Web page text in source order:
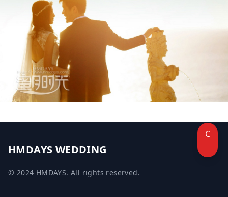
HMDAYS WEDDING
© 2024 HMDAYS. All rights reserved.
C